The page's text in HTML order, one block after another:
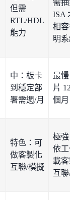
但需
RTL/HDL
能力
需
ISA
相
明
中：板卡
到穩定部
署需週/月
最
片
個月
特色：可
做客製化
互聯/模擬
極
依
載
互